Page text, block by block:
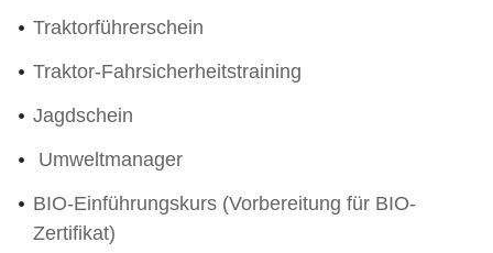
Traktorführerschein
Traktor-Fahrsicherheitstraining
Jagdschein
Umweltmanager
BIO-Einführungskurs (Vorbereitung für BIO-
Zertifikat)